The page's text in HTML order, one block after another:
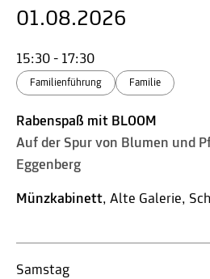
01.08.2026
15:30 - 17:30
Familienführung Familie
Rabenspaß mit BLOOM
Auf der Spur von Blumen und
Eggenberg
Münzkabinett, Alte Galerie,
Samstag